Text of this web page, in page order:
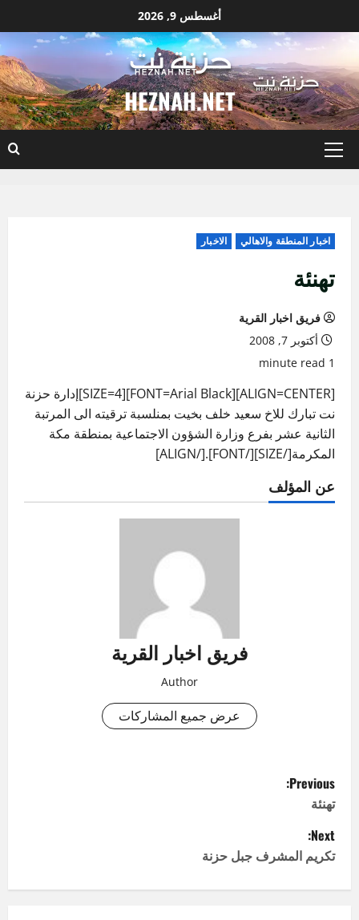
إلى
أغسطس 9, 2026
HEZNAH.NET
القائمة
اخبار المنطقة والاهالي الاخبار
تهنئة
فريق اخبار القرية
أكتوبر 7, 2008
1 minute read
[ALIGN=CENTER][FONT=Arial Black][SIZE=4]إدارة حزنة
نت تبارك للاخ سعيد خلف بخيت بمنلسبة ترقيته الى المرتبة
الثانية عشر بفرع وزارة الشؤون الاجتماعية بمنطقة مكة
المكرمة[/SIZE][/FONT].[/ALIGN]
عن المؤلف
فريق اخبار القرية
Author
عرض جميع المشاركات
P
o
s
Previous:
تهنئة
Next:
تكريم المشرف جبل حزنة